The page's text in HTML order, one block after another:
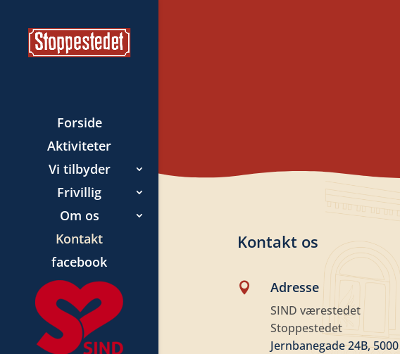
Forside
Aktiviteter
Vi tilbyder
Frivillig
Om os
Kontakt
facebook
Kontakt os
 Adresse
SIND værestedet
Stoppestedet
Jernbanegade 24B, 5000